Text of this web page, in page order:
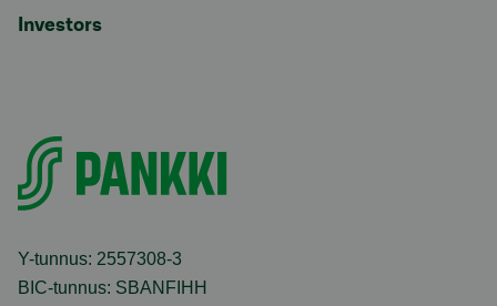
Investors
Y-tunnus: 2557308-3
BIC-tunnus: SBANFIHH